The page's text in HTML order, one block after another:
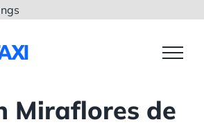
contenido
Miraflores de